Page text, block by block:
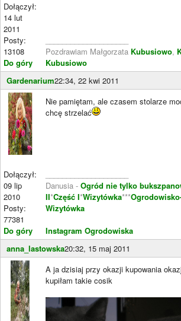
Dołączył:
14 lut
2011
Posty:
13108
Do góry
Pozdrawiam Małgorzata Kubusiowo,
Kubusiowo
Gardenarium22:34, 22 kwi 2011
Dołączył:
09 lip
2010
Posty:
77381
Do góry
Nie pamiętam, ale czasem stolarze
chcę strzelać
Danusia - Ogród nie tylko
II*Część I*Wizytówka***
Wizytówka
Instagram Ogrodowiska
anna_lastowska20:32, 15 maj 2011
A ja dzisiaj przy okazji kupowania
kupiłam takie cosik